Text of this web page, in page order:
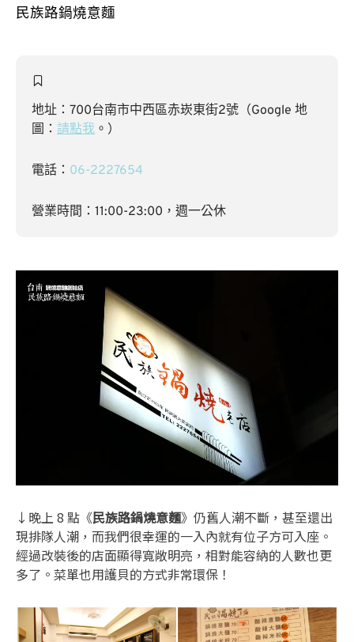
民族路鍋燒意麵
地址：700台南市中西區赤崁東街2號（Google 地
圖： 請點我 。）
電話： 06-2227654
營業時間：11:00-23:00，週一公休
↓晚上 8 點《民族路鍋燒意麵》仍舊人潮不斷，甚至還出
現排隊人潮，而我們很幸運的一入內就有位子方可入座。
經過改裝後的店面顯得寬敞明亮，相對能容納的人數也更
多了。菜單也用護貝的方式非常環保！